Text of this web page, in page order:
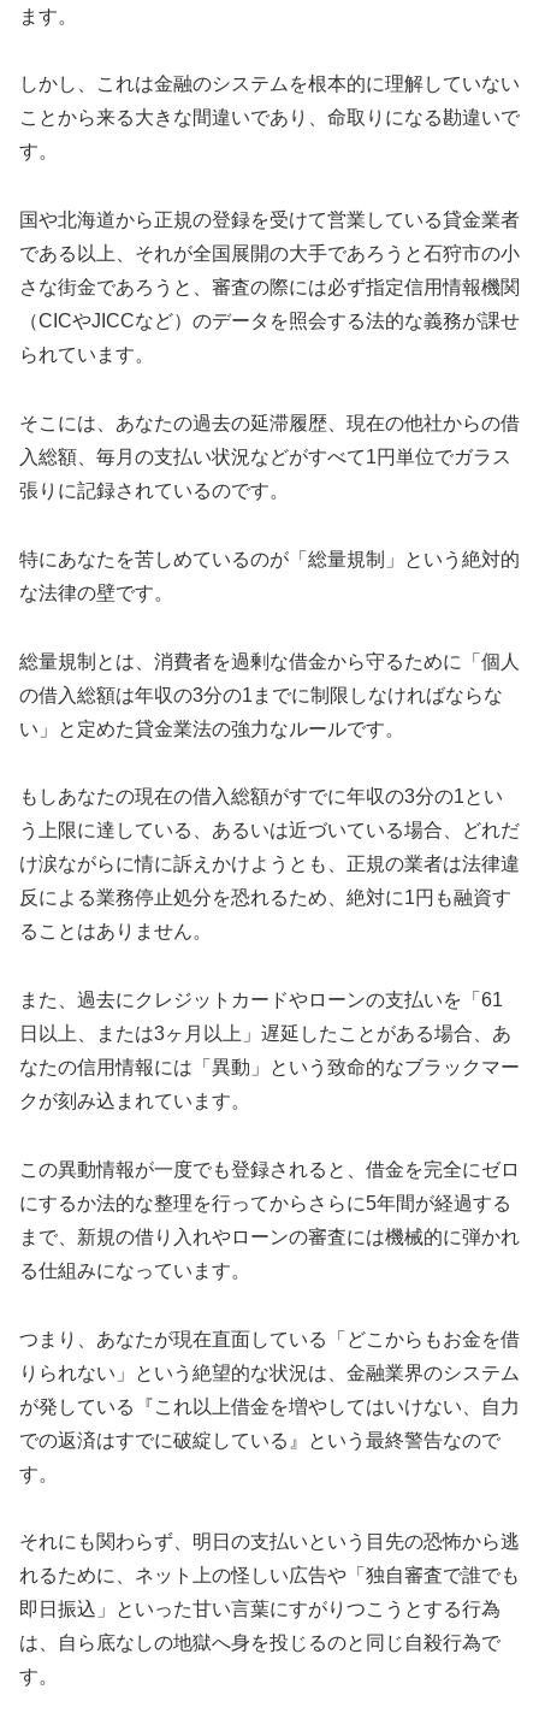
ます。
しかし、これは金融のシステムを根本的に理解していない
ことから来る大きな間違いであり、命取りになる勘違いで
す。
国や北海道から正規の登録を受けて営業している貸金業者
である以上、それが全国展開の大手であろうと石狩市の小
さな街金であろうと、審査の際には必ず指定信用情報機関
（CICやJICCなど）のデータを照会する法的な義務が課せ
られています。
そこには、あなたの過去の延滞履歴、現在の他社からの借
入総額、毎月の支払い状況などがすべて1円単位でガラス
張りに記録されているのです。
特にあなたを苦しめているのが「総量規制」という絶対的
な法律の壁です。
総量規制とは、消費者を過剰な借金から守るために「個人
の借入総額は年収の3分の1までに制限しなければならな
い」と定めた貸金業法の強力なルールです。
もしあなたの現在の借入総額がすでに年収の3分の1とい
う上限に達している、あるいは近づいている場合、どれだ
け涙ながらに情に訴えかけようとも、正規の業者は法律違
反による業務停止処分を恐れるため、絶対に1円も融資す
ることはありません。
また、過去にクレジットカードやローンの支払いを「61
日以上、または3ヶ月以上」遅延したことがある場合、あ
なたの信用情報には「異動」という致命的なブラックマー
クが刻み込まれています。
この異動情報が一度でも登録されると、借金を完全にゼロ
にするか法的な整理を行ってからさらに5年間が経過する
まで、新規の借り入れやローンの審査には機械的に弾かれ
る仕組みになっています。
つまり、あなたが現在直面している「どこからもお金を借
りられない」という絶望的な状況は、金融業界のシステム
が発している『これ以上借金を増やしてはいけない、自力
での返済はすでに破綻している』という最終警告なので
す。
それにも関わらず、明日の支払いという目先の恐怖から逃
れるために、ネット上の怪しい広告や「独自審査で誰でも
即日振込」といった甘い言葉にすがりつこうとする行為
は、自ら底なしの地獄へ身を投じるのと同じ自殺行為で
す。